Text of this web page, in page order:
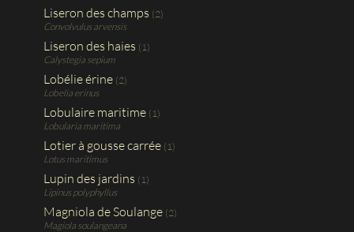
Liseron des champs (2)
Convolvulus arvensis
Liseron des haies (1)
Calystegia sepium
Lobélie érine (2)
Lobelia erinus
Lobulaire maritime (1)
Lobularia maritima
Lotier à gousse carrée (1)
Lotus maritimus
Lupin des jardins (1)
Lipinus polyphyllus
Magniola de Soulange (2)
Magiola soulangeana